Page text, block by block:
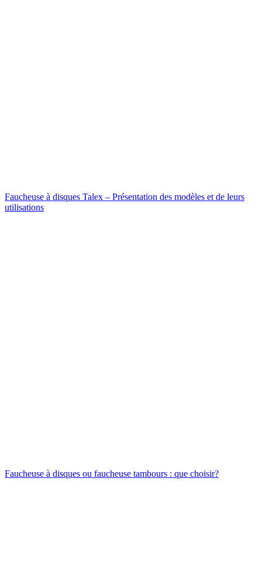
Faucheuse à disques Talex – Présentation des modèles et de leurs
utilisations
Faucheuse à disques ou faucheuse tambours : que choisir?